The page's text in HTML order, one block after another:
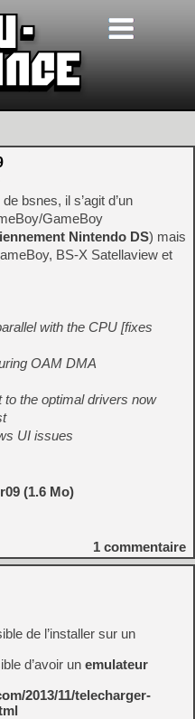
bsnes, il s’agit d’un
GameBoy
Nintendo DS) mais
BS-X Satellaview et
with the CPU [fixes
OAM DMA
to the optimal drivers now
UI issues
(1.6 Mo)
1 commentaire
de l’installer sur un
d’avoir un emulateur
2013/11/telecharger-